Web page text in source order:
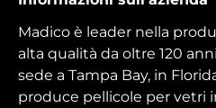
Madico è leader nella
alta qualità da oltre 120
sede a Tampa Bay, in
produce pellicole per vetri